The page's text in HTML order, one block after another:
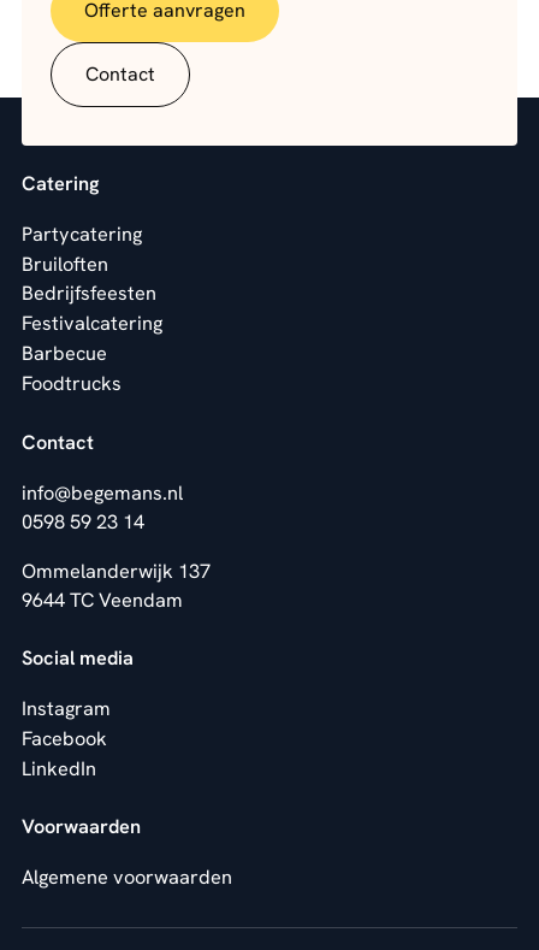
Offerte aanvragen
Contact
Catering
Partycatering
Bruiloften
Bedrijfsfeesten
Festivalcatering
Barbecue
Foodtrucks
Contact
info@begemans.nl
0598 59 23 14
Ommelanderwijk 137
9644 TC Veendam
Social media
Instagram
Facebook
LinkedIn
Voorwaarden
Algemene voorwaarden